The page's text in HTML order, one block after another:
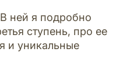
В ней я подробно
ступень, про ее
и уникальные